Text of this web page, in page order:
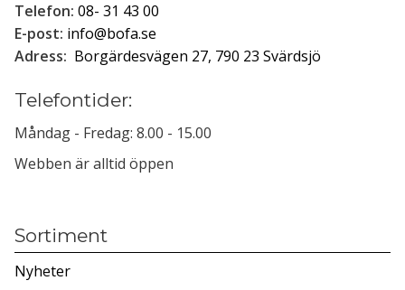
Telefon: 08- 31 43 00
E-post: info@bofa.se
Adress: Borgärdesvägen 27, 790 23 Svärdsjö
Telefontider:
Måndag - Fredag: 8.00 - 15.00
Webben är alltid öppen
Sortiment
Nyheter